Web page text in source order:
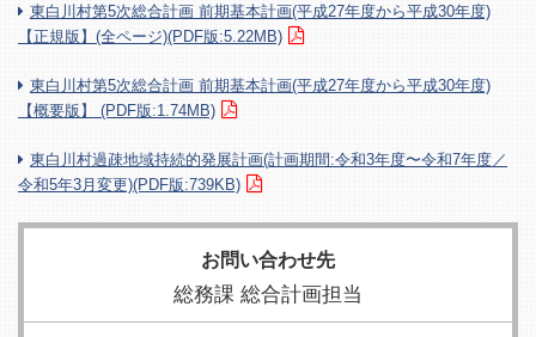
東白川村第5次総合計画 前期基本計画(平成27年度から平成30年度)
【正規版】(全ページ)(PDF版:5.22MB)
東白川村第5次総合計画 前期基本計画(平成27年度から平成30年度)
【概要版】 (PDF版:1.74MB)
東白川村過疎地域持続的発展計画(計画期間:令和3年度〜令和7年度／
令和5年3月変更)(PDF版:739KB)
お問い合わせ先
総務課 総合計画担当